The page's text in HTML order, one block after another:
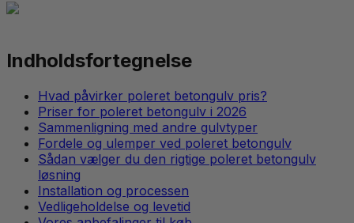
Indholdsfortegnelse
Hvad påvirker poleret betongulv pris?
Priser for poleret betongulv i 2026
Sammenligning med andre gulvtyper
Fordele og ulemper ved poleret betongulv
Sådan vælger du den rigtige poleret betongulv
løsning
Installation og processen
Vedligeholdelse og levetid